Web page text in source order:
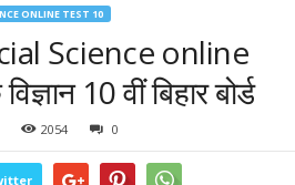
ONLINE TEST 10
Science online
10 वीं बिहार बोर्ड
2054 0